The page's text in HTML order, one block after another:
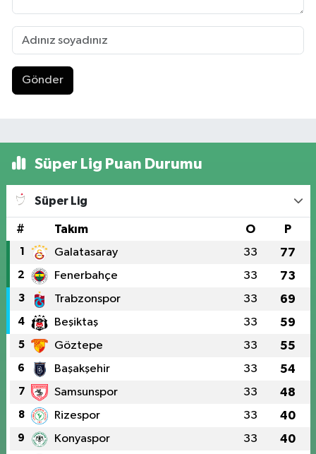
Gönder
Süper Lig Puan Durumu
Süper Lig
# Takım O P
1 Galatasaray 33 77
2 Fenerbahçe 33 73
3 Trabzonspor 33 69
4 Beşiktaş 33 59
5 Göztepe 33 55
6 Başakşehir 33 54
7 Samsunspor 33 48
8 Rizespor 33 40
9 Konyaspor 33 40